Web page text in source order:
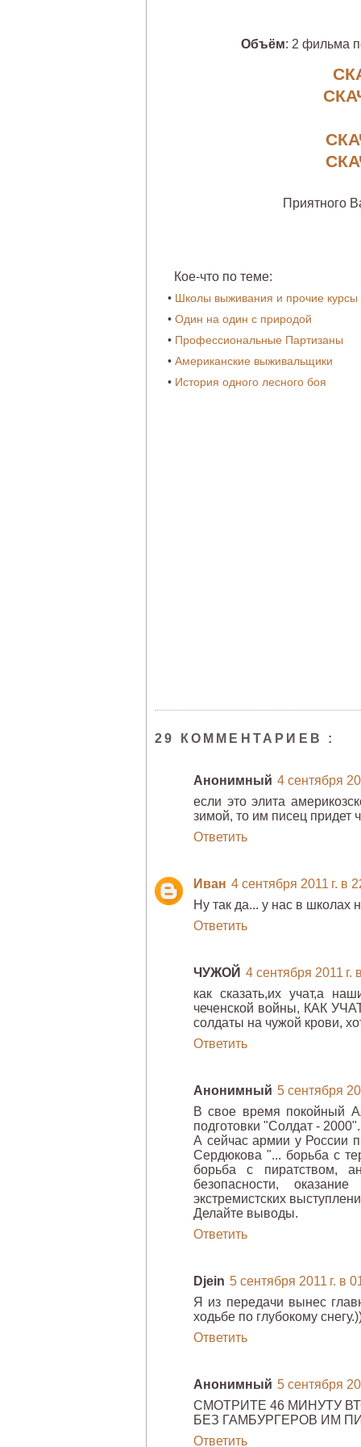
Объём: 2 фильма
Приятного
Кое-что по теме:
• Школы выживания и прочие
• Один на один с природой
• Профессиональные Партизаны
• Американские выживальщики
• История одного лесного боя
29 КОММЕНТАРИЕВ :
Анонимный 4 сентября
если это элита
зимой, то им писец придет
Ответить
Иван 4 сентября 2011 г. в
Ну так да... у нас в школах
Ответить
ЧУЖОЙ 4 сентября 2011 г.
как сказать,их учат,а
чеченской войны, КАК
солдаты на чужой крови,
Ответить
Анонимный 5 сентября
В свое время покойный
подготовки "Солдат -
А сейчас армии у России
Сердюкова "... борьба с
борьба с пиратством,
безопасности,
экстремистских
Делайте выводы.
Ответить
Djein 5 сентября 2011 г. в
Я из передачи вынес
ходьбе по глубокому
Ответить
Анонимный 5 сентября
СМОТРИТЕ 46 МИНУТУ
БЕЗ ГАМБУРГЕРОВ ИМ
Ответить